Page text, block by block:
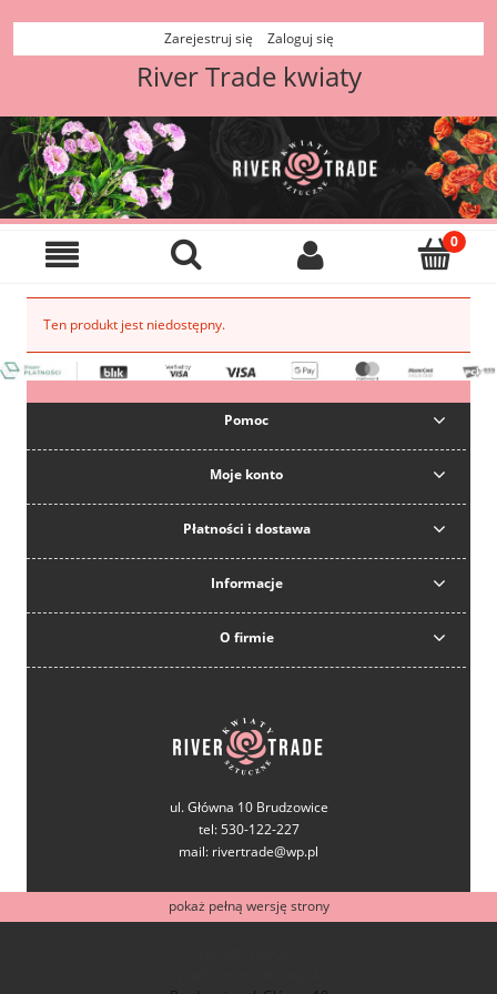
Zarejestruj się Zaloguj się
River Trade kwiaty
Ten produkt jest niedostępny.
Pomoc
Moje konto
Płatności i dostawa
Informacje
O firmie
ul. Główna 10 Brudzowice
tel: 530-122-227
mail: rivertrade@wp.pl
pokaż pełną wersję strony